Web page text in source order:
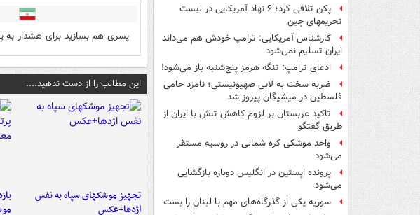
پکن تلافی کرد؛ ۶ نهاد آمریکایی در لیست
تحریمهای چین
کارشناس آمریکایی: ترامپ خودش هم می‌داند
ایران تسلیم نمی‌شود
ادعای ترامپ: تنگه هرمز پنج‌شنبه باز می‌شود!
ضربه سخت به لابی صهیونیستی؛ نامزد حامی
فلسطین در میشیگان پیروز شد
تاکید عربستان بر لزوم کاهش تنش با ایران از
طریق گفتگو
واحد موشکی کره شمالی در روسیه مستقر
می‌شود
پرونده اپستین در انگلیس دوباره بازگشایی
می‌شود
سوریه یکی از گذرگاه‌های مهم با لبنان را بست
یسری هم بسازید برای هشدار به
این مطالب را از دست ندهید....
تجهیز موشکهای سپاه به نفس
اژدها+عکس